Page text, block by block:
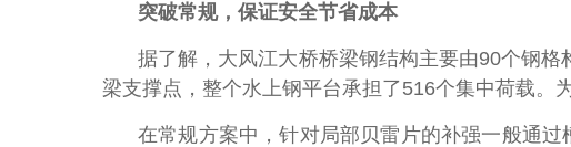
突破常规，保证安全节省成本
据了解，大风江大桥桥梁钢结构主要由90个钢
梁支撑点，整个水上钢平台承担了516个集中荷载。
在常规方案中，针对局部贝雷片的补强一般通